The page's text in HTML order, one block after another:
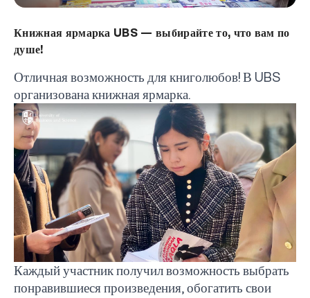
Книжная ярмарка UBS — выбирайте то, что вам по
душе!
Отличная возможность для книголюбов! В UBS
организована книжная ярмарка.
Каждый участник получил возможность выбрать
понравившиеся произведения, обогатить свои